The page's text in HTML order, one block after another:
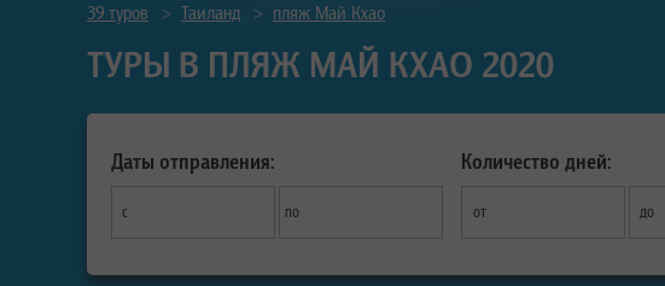
39 туров > Таиланд > пляж Май Кхао
ТУРЫ В ПЛЯЖ МАЙ КХАО 2020
Даты отправления:
с по
Количество дней:
от до